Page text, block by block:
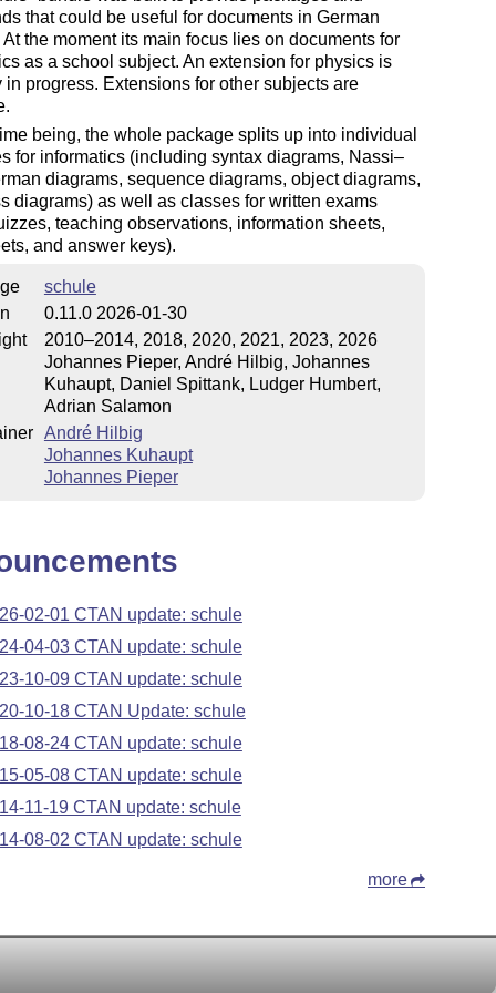
that could be useful for documents in German
the moment its main focus lies on documents for
as a school subject. An extension for physics is
in progress. Extensions for other subjects are
being, the whole package splits up into individual
for informatics (including syntax diagrams, Nassi–
diagrams, sequence diagrams, object diagrams,
diagrams) as well as classes for written exams
teaching observations, information sheets,
and answer keys).
schule
0.11.0 2026-01-30
2010–2014, 2018, 2020, 2021, 2023, 2026
Johannes Pieper, André Hilbig, Johannes
Kuhaupt, Daniel Spittank, Ludger Humbert,
Adrian Salamon
André Hilbig
Johannes Kuhaupt
Johannes Pieper
02-01 CTAN update: schule
04-03 CTAN update: schule
10-09 CTAN update: schule
10-18 CTAN Update: schule
08-24 CTAN update: schule
05-08 CTAN update: schule
11-19 CTAN update: schule
08-02 CTAN update: schule
more